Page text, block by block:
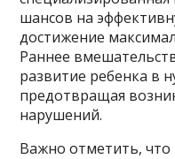
шансов на
достижение
Раннее
развитие ребенка в
предотвращая
нарушений.
Важно отметить, что